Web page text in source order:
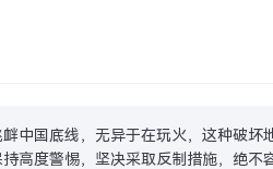
中国底线，无异于在玩火，这种破坏
高度警惕，坚决采取反制措施，绝不